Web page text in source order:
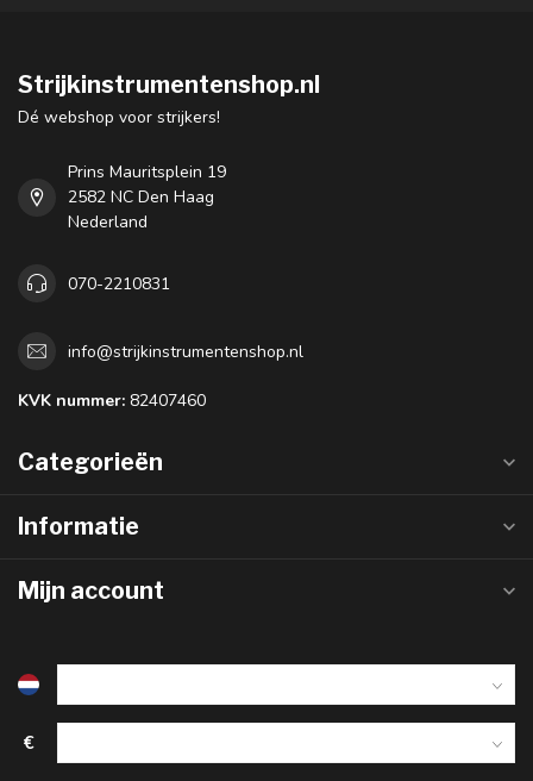
Strijkinstrumentenshop.nl
Dé webshop voor strijkers!
Prins Mauritsplein 19
2582 NC Den Haag
Nederland
070-2210831
info@strijkinstrumentenshop.nl
KVK nummer: 82407460
Categorieën
Informatie
Mijn account
€